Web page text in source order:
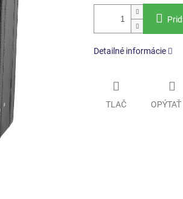
Detailné informácie
TLAČ OPÝTAŤ